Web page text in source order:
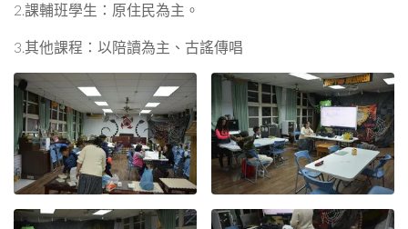
2.課輔班學生：原住民為主。
3.其他課程：以陪讀為主、古謠傳唱